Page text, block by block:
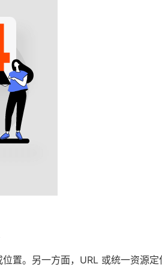
置。另一方面，URL 或统一资源定